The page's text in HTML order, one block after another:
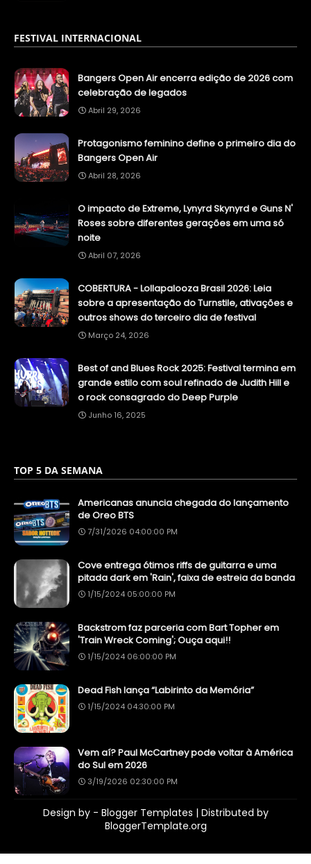
FESTIVAL INTERNACIONAL
Bangers Open Air encerra edição de 2026 com
celebração de legados
Abril 29, 2026
Protagonismo feminino define o primeiro dia do
Bangers Open Air
Abril 28, 2026
O impacto de Extreme, Lynyrd Skynyrd e Guns N'
Roses sobre diferentes gerações em uma só
noite
Abril 07, 2026
COBERTURA - Lollapalooza Brasil 2026: Leia
sobre a apresentação do Turnstile, ativações e
outros shows do terceiro dia de festival
Março 24, 2026
Best of and Blues Rock 2025: Festival termina em
grande estilo com soul refinado de Judith Hill e
o rock consagrado do Deep Purple
Junho 16, 2025
TOP 5 DA SEMANA
Americanas anuncia chegada do lançamento
de Oreo BTS
7/31/2026 04:00:00 PM
Cove entrega ótimos riffs de guitarra e uma
pitada dark em 'Rain', faixa de estreia da banda
1/15/2024 05:00:00 PM
Backstrom faz parceria com Bart Topher em
'Train Wreck Coming'; Ouça aqui!!
1/15/2024 06:00:00 PM
Dead Fish lança “Labirinto da Memória”
1/15/2024 04:30:00 PM
Vem aí? Paul McCartney pode voltar à América
do Sul em 2026
3/19/2026 02:30:00 PM
Design by - Blogger Templates | Distributed by
BloggerTemplate.org